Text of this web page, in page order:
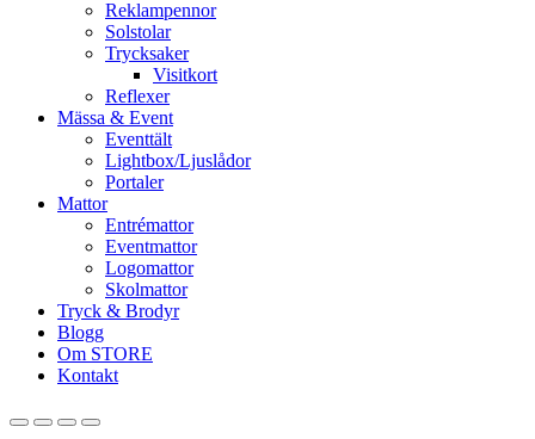
Reklampennor
Solstolar
Trycksaker
Visitkort
Reflexer
Mässa & Event
Eventtält
Lightbox/Ljuslådor
Portaler
Mattor
Entrémattor
Eventmattor
Logomattor
Skolmattor
Tryck & Brodyr
Blogg
Om STORE
Kontakt